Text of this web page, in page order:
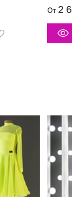
От 2